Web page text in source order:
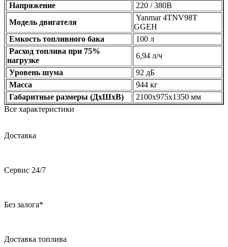
Напряжение
220 / 380В
Модель двигателя
Yanmar 4TNV98T
GGEH
Емкость топливного бака
100 л
Расход топлива при 75%
нагрузке
6,94 л/ч
Уровень шума
92 дБ
Масса
944 кг
Габаритные размеры (ДхШхВ)
2100х975х1350 мм
Все характеристики
Доставка
Сервис 24/7
Без залога*
Доставка топлива